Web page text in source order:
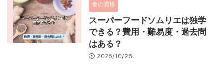
食の資格
スーパーフードソムリエは独学
できる？費用・難易度・過去問
はある？
2025/10/26